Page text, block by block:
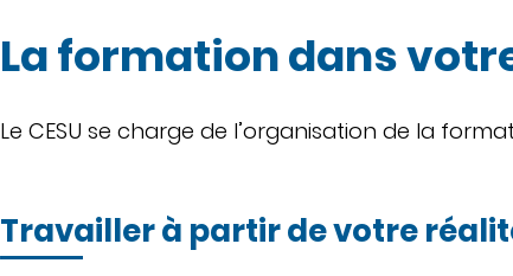
La formation dans
Le CESU se charge de l’organisation de la
Travailler à partir de votre